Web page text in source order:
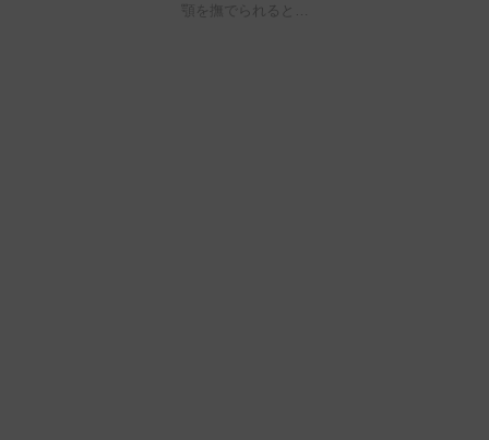
顎を撫でられると…